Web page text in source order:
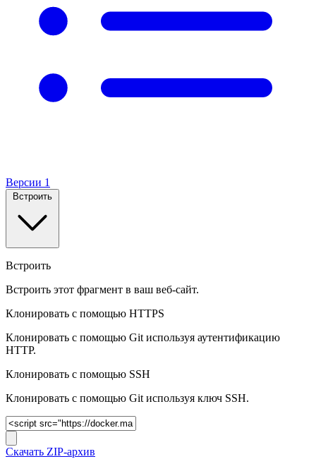
Версии 1
Встроить
Встроить
Встроить этот фрагмент в ваш веб-сайт.
Клонировать с помощью HTTPS
Клонировать с помощью Git используя аутентификацию
HTTP.
Клонировать c помощью SSH
Клонировать c помощью Git используя ключ SSH.
Скачать ZIP-архив